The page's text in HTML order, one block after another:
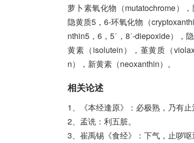
萝卜素氧化物（mutatochrome）
隐黄质5，6-环氧化物（
nthin5，6，5ˊ，8ˊ-diepoxide），
黄素（isolutein），堇黄质（
n），新黄素（neoxanthin）。
相关论述
1、《本经逢原》：必极熟，乃有
2、孟诜：利五脏。
3、崔禹锡《食经》：下气，止哕呕